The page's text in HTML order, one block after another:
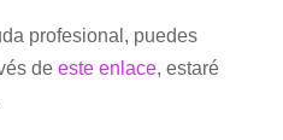
profesional, puedes
de este enlace, estaré